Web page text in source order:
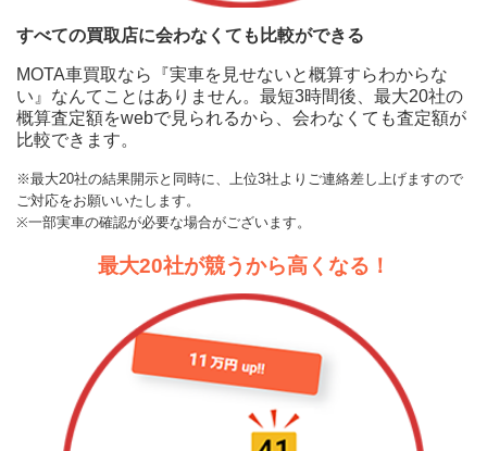
すべての買取店に会わなくても比較ができる
MOTA車買取なら『実車を見せないと概算すらわからな
い』なんてことはありません。最短3時間後、最大20社の
概算査定額をwebで見られるから、会わなくても査定額が
比較できます。
※最大20社の結果開示と同時に、上位3社よりご連絡差し上げますので
ご対応をお願いいたします。
※一部実車の確認が必要な場合がございます。
最大20社が競うから高くなる！